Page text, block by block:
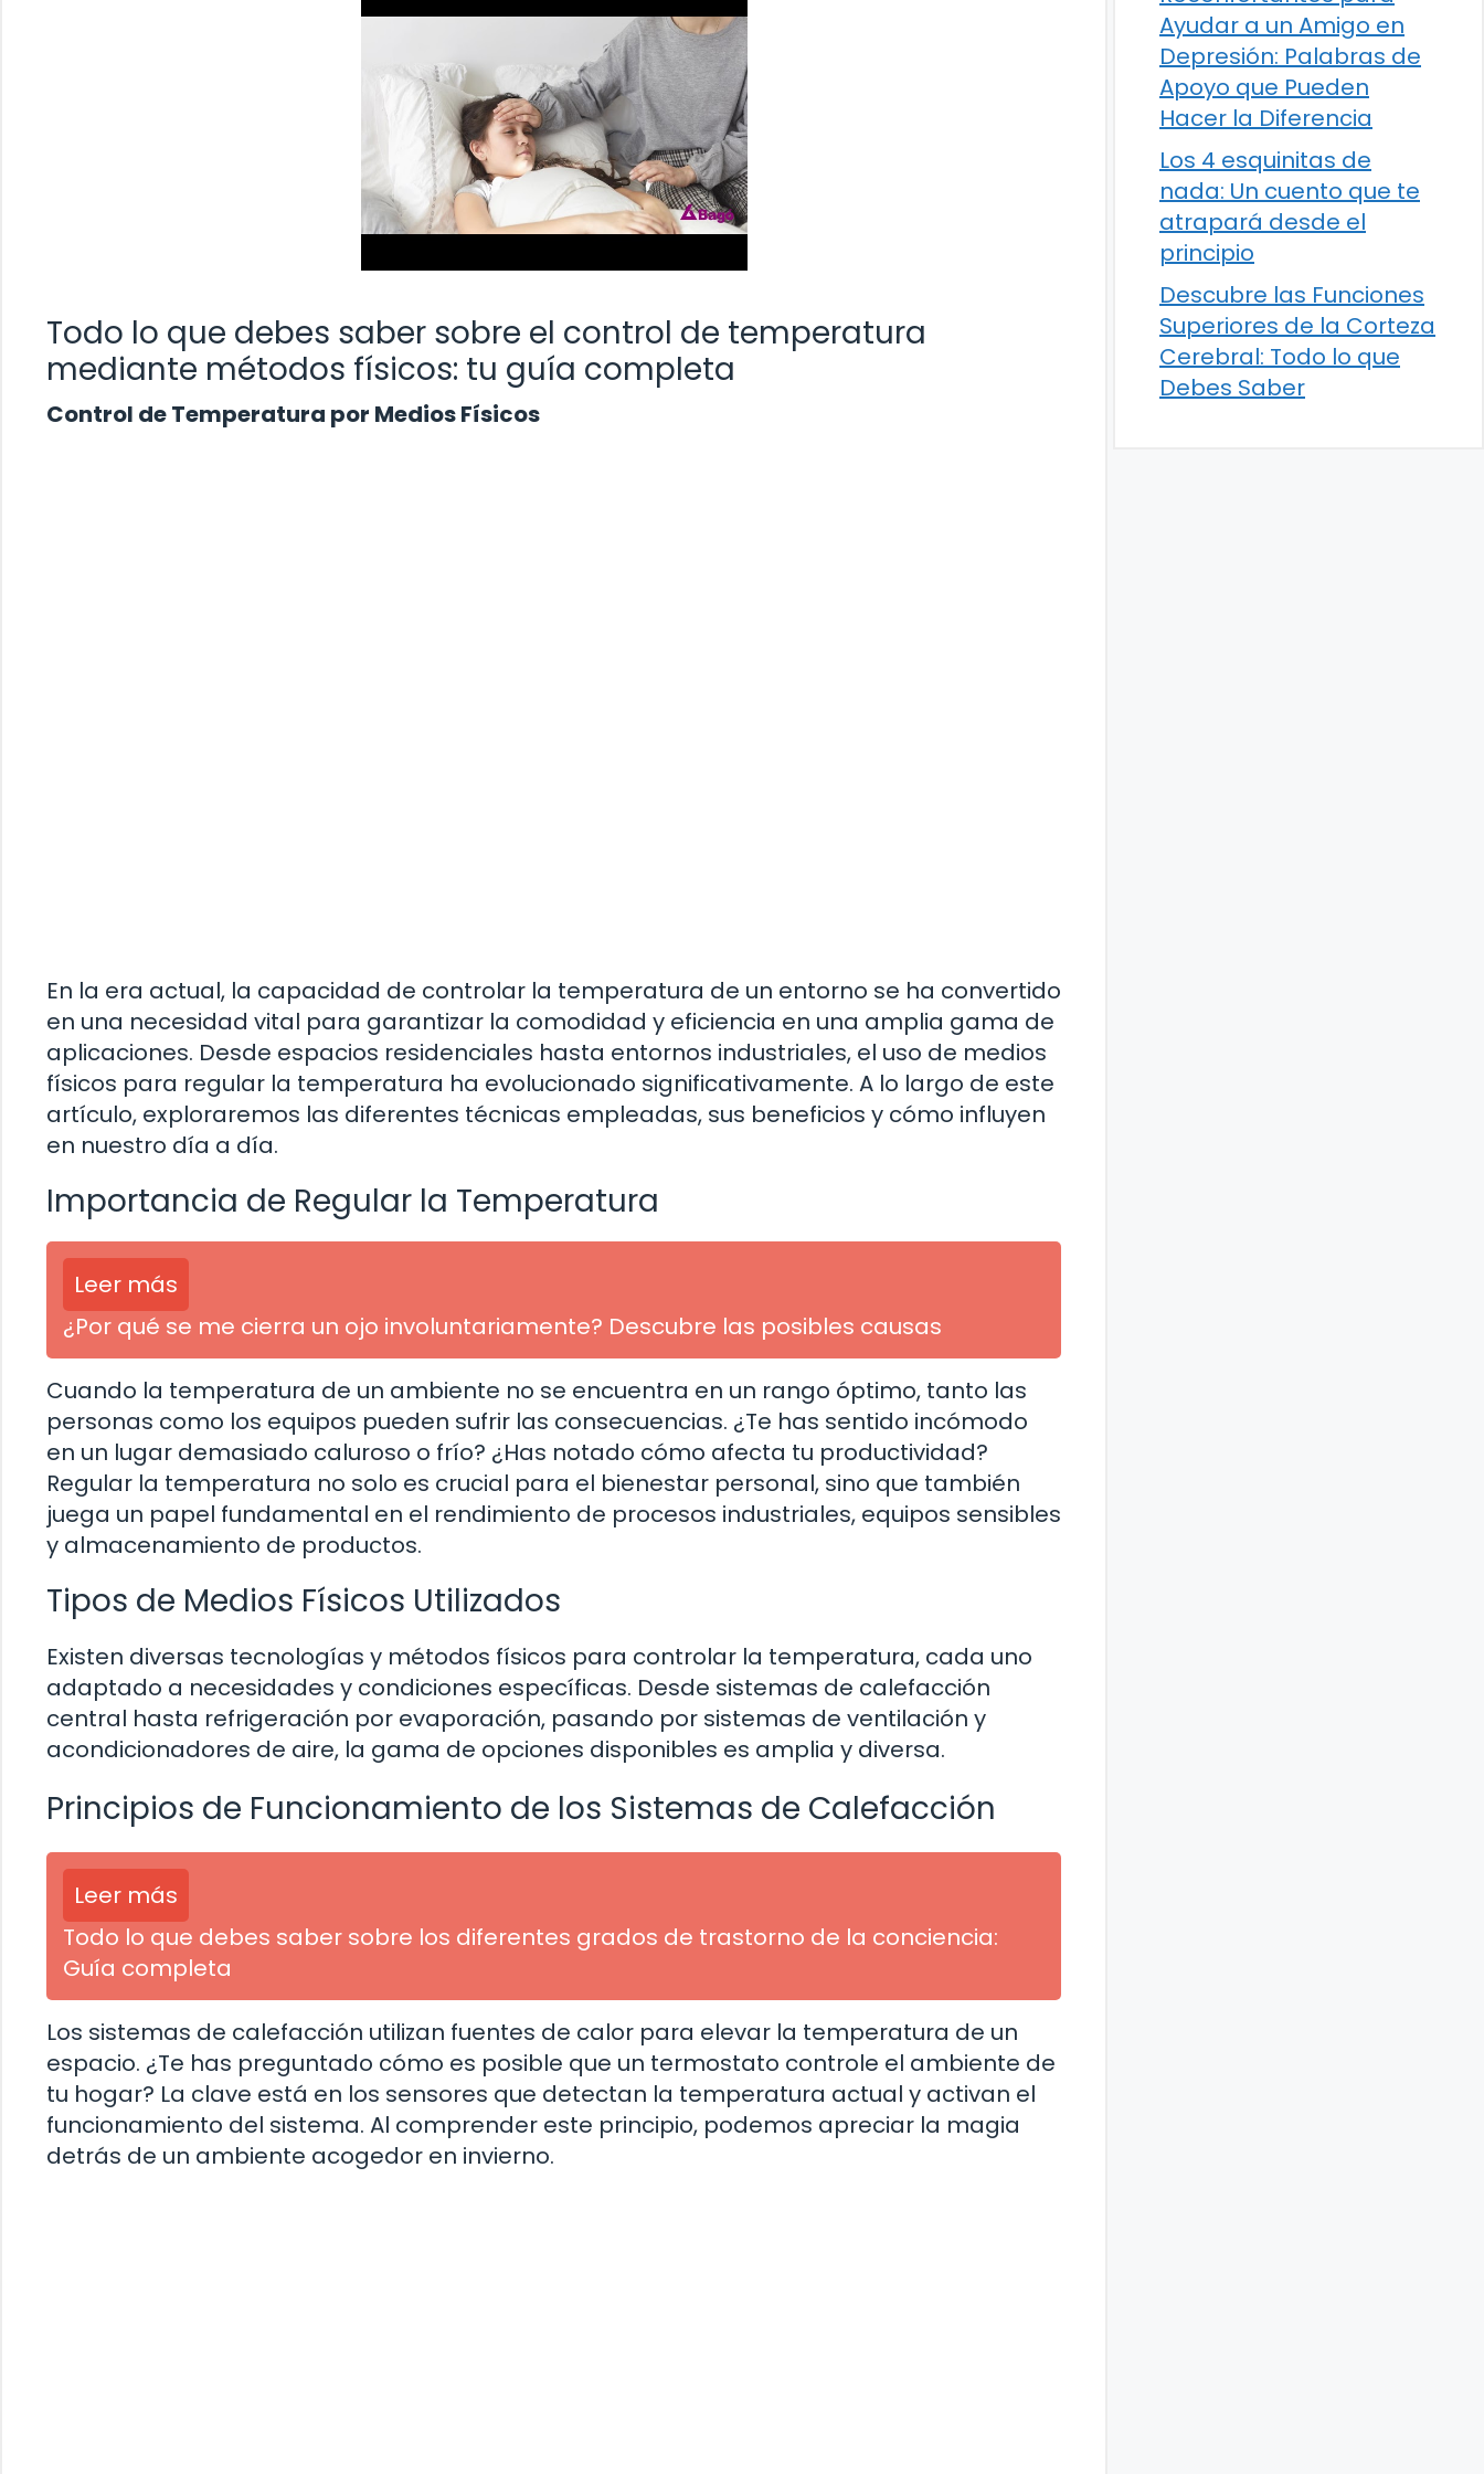
Todo lo que debes saber sobre el control de temperatura
mediante métodos físicos: tu guía completa
Control de Temperatura por Medios Físicos
En la era actual, la capacidad de controlar la temperatura de un entorno se ha convertido
en una necesidad vital para garantizar la comodidad y eficiencia en una amplia gama de
aplicaciones. Desde espacios residenciales hasta entornos industriales, el uso de medios
físicos para regular la temperatura ha evolucionado significativamente. A lo largo de este
artículo, exploraremos las diferentes técnicas empleadas, sus beneficios y cómo influyen
en nuestro día a día.
Importancia de Regular la Temperatura
Leer más
¿Por qué se me cierra un ojo involuntariamente? Descubre las posibles causas
Cuando la temperatura de un ambiente no se encuentra en un rango óptimo, tanto las
personas como los equipos pueden sufrir las consecuencias. ¿Te has sentido incómodo
en un lugar demasiado caluroso o frío? ¿Has notado cómo afecta tu productividad?
Regular la temperatura no solo es crucial para el bienestar personal, sino que también
juega un papel fundamental en el rendimiento de procesos industriales, equipos sensibles
y almacenamiento de productos.
Tipos de Medios Físicos Utilizados
Existen diversas tecnologías y métodos físicos para controlar la temperatura, cada uno
adaptado a necesidades y condiciones específicas. Desde sistemas de calefacción
central hasta refrigeración por evaporación, pasando por sistemas de ventilación y
acondicionadores de aire, la gama de opciones disponibles es amplia y diversa.
Principios de Funcionamiento de los Sistemas de Calefacción
Leer más
Todo lo que debes saber sobre los diferentes grados de trastorno de la conciencia:
Guía completa
Los sistemas de calefacción utilizan fuentes de calor para elevar la temperatura de un
espacio. ¿Te has preguntado cómo es posible que un termostato controle el ambiente de
tu hogar? La clave está en los sensores que detectan la temperatura actual y activan el
funcionamiento del sistema. Al comprender este principio, podemos apreciar la magia
detrás de un ambiente acogedor en invierno.
Ayudar a un Amigo en
Depresión: Palabras de
Apoyo que Pueden
Hacer la Diferencia
Los 4 esquinitas de
nada: Un cuento que te
atrapará desde el
principio
Descubre las Funciones
Superiores de la Corteza
Cerebral: Todo lo que
Debes Saber